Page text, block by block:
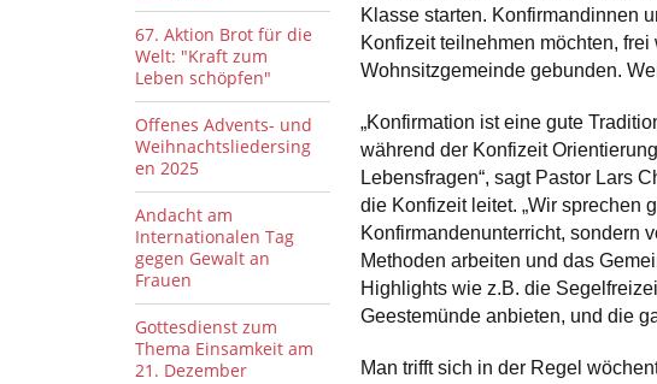
67. Aktion Brot für die
Welt: "Kraft zum
Leben schöpfen"
Offenes Advents- und
Weihnachtsliedersing
en 2025
Andacht am
Internationalen Tag
gegen Gewalt an
Frauen
Gottesdienst zum
Thema Einsamkeit am
21. Dezember
Klasse starten. Konfirmandinnen
Konfizeit teilnehmen möchten,
Wohnsitzgemeinde gebunden.
„Konfirmation ist eine gute
während der Konfizeit
Lebensfragen“, sagt Pastor Lars
die Konfizeit leitet. „Wir sprechen
Konfirmandenunterricht, sondern
Methoden arbeiten und das
Highlights wie z.B. die
Geestemünde anbieten, und die
Man trifft sich in der Regel